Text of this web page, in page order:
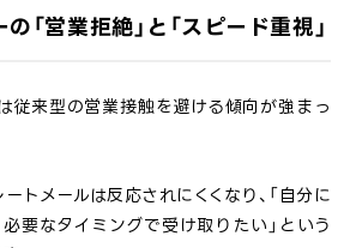
営業拒絶」と「スピード重視」
従来型の営業接触を避ける傾向が強まっ
トメールは反応されにくくなり、「自分に
要なタイミングで受け取りたい」という